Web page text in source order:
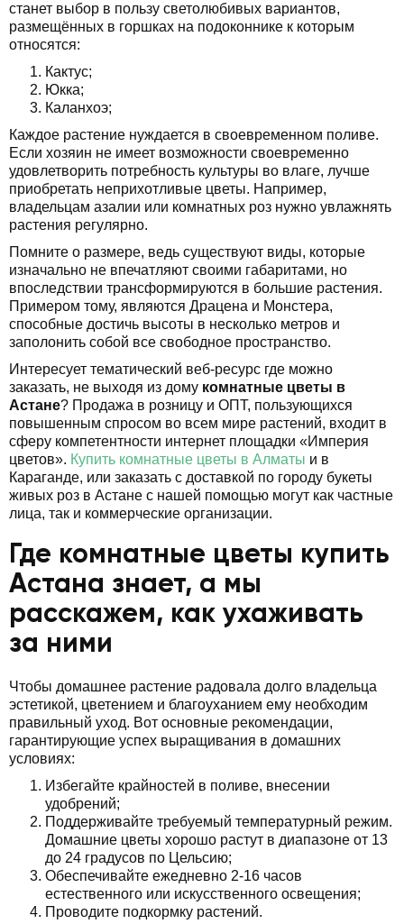
станет выбор в пользу светолюбивых вариантов,
размещённых в горшках на подоконнике к которым
относятся:
Кактус;
Юкка;
Каланхоэ;
Каждое растение нуждается в своевременном поливе.
Если хозяин не имеет возможности своевременно
удовлетворить потребность культуры во влаге, лучше
приобретать неприхотливые цветы. Например,
владельцам азалии или комнатных роз нужно увлажнять
растения регулярно.
Помните о размере, ведь существуют виды, которые
изначально не впечатляют своими габаритами, но
впоследствии трансформируются в большие растения.
Примером тому, являются Драцена и Монстера,
способные достичь высоты в несколько метров и
заполонить собой все свободное пространство.
Интересует тематический веб-ресурс где можно
заказать, не выходя из дому комнатные цветы в
Астане? Продажа в розницу и ОПТ, пользующихся
повышенным спросом во всем мире растений, входит в
сферу компетентности интернет площадки «Империя
цветов». Купить комнатные цветы в Алматы и в
Караганде, или заказать с доставкой по городу букеты
живых роз в Астане с нашей помощью могут как частные
лица, так и коммерческие организации.
Где комнатные цветы купить
Астана знает, а мы
расскажем, как ухаживать
за ними
Чтобы домашнее растение радовала долго владельца
эстетикой, цветением и благоуханием ему необходим
правильный уход. Вот основные рекомендации,
гарантирующие успех выращивания в домашних
условиях:
Избегайте крайностей в поливе, внесении
удобрений;
Поддерживайте требуемый температурный режим.
Домашние цветы хорошо растут в диапазоне от 13
до 24 градусов по Цельсию;
Обеспечивайте ежедневно 2-16 часов
естественного или искусственного освещения;
Проводите подкормку растений.